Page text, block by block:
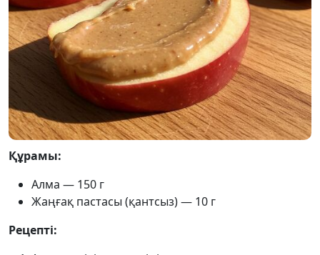
Құрамы:
Алма — 150 г
Жаңғақ пастасы (қантсыз) — 10 г
Рецепті: